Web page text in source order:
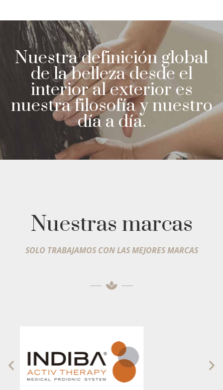
Nuestra definición global
de la belleza desde el
interior al exterior es
nuestra filosofía y nuestro
día a día.
Nuestras marcas
SOLO TRABAJAMOS CON LAS MEJORES MARCAS